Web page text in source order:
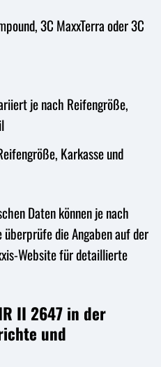
3C MaxxTerra oder 3C
je nach Reifengröße,
Karkasse und
Daten können je nach
die Angaben auf der
Website für detaillierte
II 2647 in der
und